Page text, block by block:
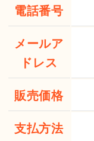
電話番号
メールア
ドレス
販売価格
支払方法